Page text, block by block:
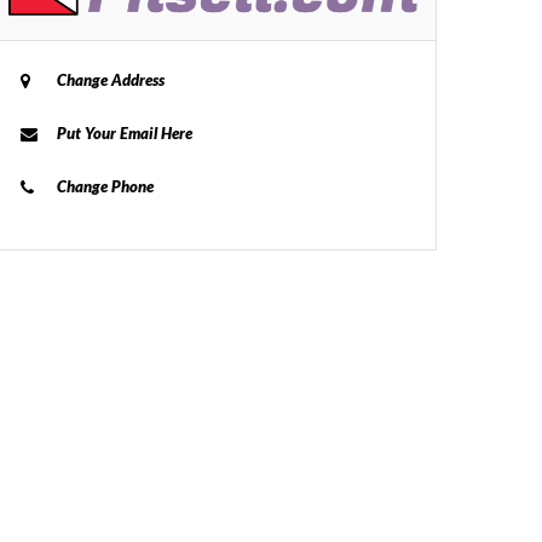
Change Address
Put Your Email Here
Change Phone